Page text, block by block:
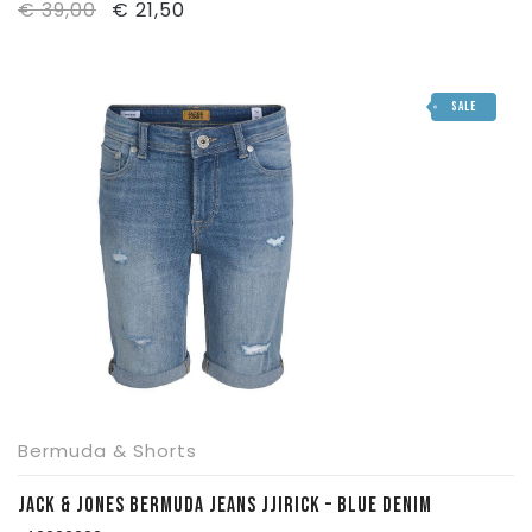
€39,00
Il
era:
€ 39,00.
€ 21,50
è:
€ 21,50.
SALE
Bermuda & Shorts
JACK & JONES BERMUDA JEANS JJIRICK – BLUE DENIM